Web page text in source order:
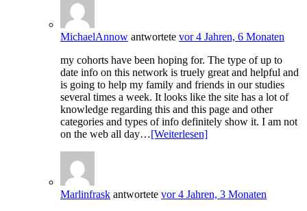
MichaelAnnow antwortete vor 4 Jahren, 6 Monaten
my cohorts have been hoping for. The type of up to
date info on this network is truely great and helpful and
is going to help my family and friends in our studies
several times a week. It looks like the site has a lot of
knowledge regarding this and this page and other
categories and types of info definitely show it. I am not
on the web all day…[Weiterlesen]
Marlinfrask antwortete vor 4 Jahren, 3 Monaten